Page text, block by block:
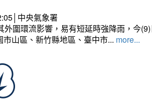
中央氣象署
外圍環流影響，易有短延時強降雨，今
市山區、新竹縣地區、臺中市... more...